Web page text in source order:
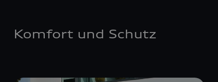
Komfort und Schutz